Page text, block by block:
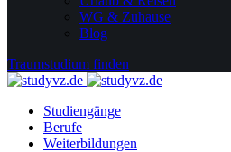
WG & Zuhause
Blog
Traumstudium finden
Studiengänge
Berufe
Weiterbildungen